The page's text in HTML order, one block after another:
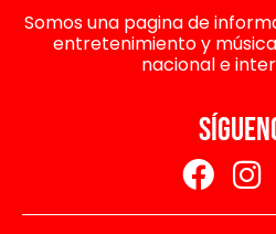
Somos una pagina de
entretenimiento y
nacional e